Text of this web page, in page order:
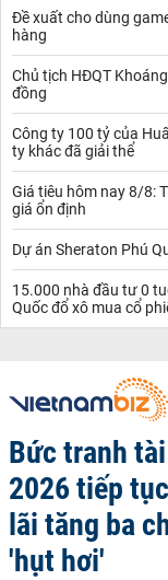
Đề xuất cho dùng
hàng
Chủ tịch HĐQT
đồng
Công ty 100 tỷ của
ty khác đã giải thể
Giá tiêu hôm nay 8/8:
giá ổn định
Dự án Sheraton Phú
15.000 nhà đầu tư 0
Quốc đổ xô mua cổ
Bức tranh
2026 tiếp
lãi tăng ba
'hụt hơi'